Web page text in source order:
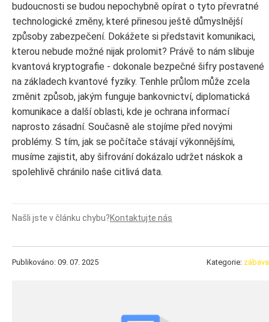
budoucnosti se budou nepochybně opírat o tyto převratné
technologické změny, které přinesou ještě důmyslnější
způsoby zabezpečení. Dokážete si představit komunikaci,
kterou nebude možné nijak prolomit? Právě to nám slibuje
kvantová kryptografie - dokonale bezpečné šifry postavené
na základech kvantové fyziky. Tenhle průlom může zcela
změnit způsob, jakým funguje bankovnictví, diplomatická
komunikace a další oblasti, kde je ochrana informací
naprosto zásadní. Současně ale stojíme před novými
problémy. S tím, jak se počítače stávají výkonnějšími,
musíme zajistit, aby šifrování dokázalo udržet náskok a
spolehlivě chránilo naše citlivá data.
Našli jste v článku chybu?Kontaktujte nás
Publikováno: 09. 07. 2025 Kategorie: zábava